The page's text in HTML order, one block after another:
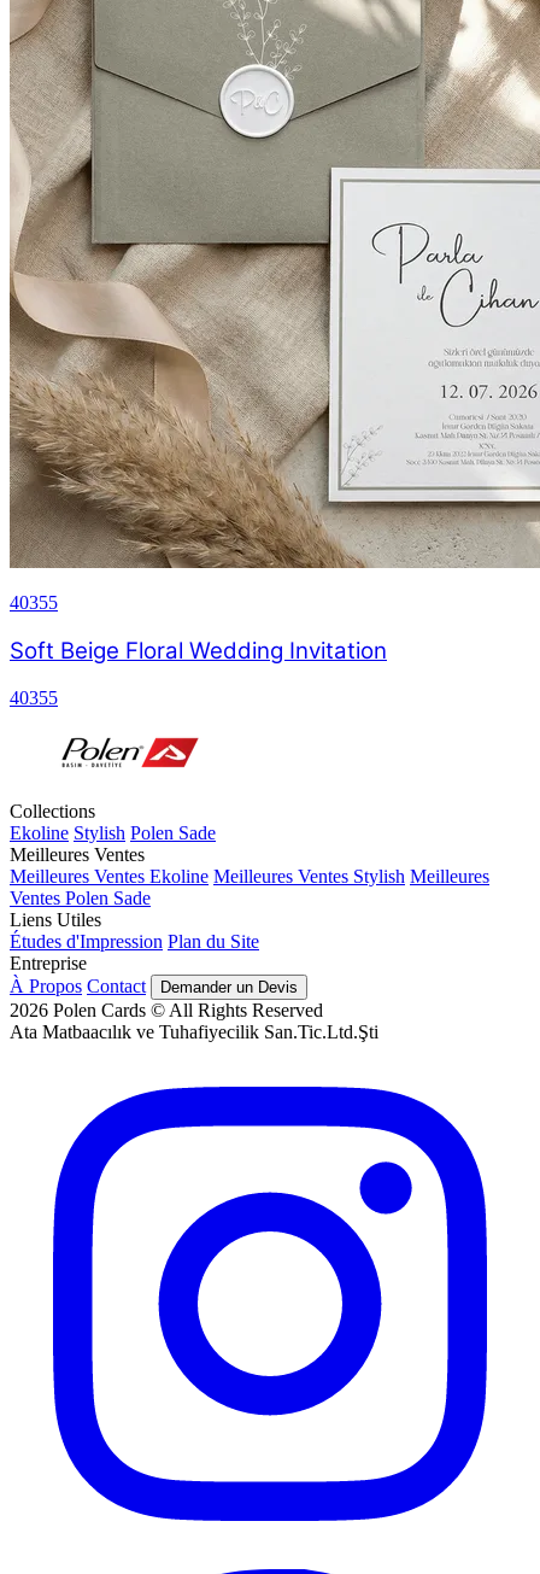
40355
Soft Beige Floral Wedding Invitation
40355
Collections
Ekoline Stylish Polen Sade
Meilleures Ventes
Meilleures Ventes Ekoline Meilleures Ventes Stylish Meilleures
Ventes Polen Sade
Liens Utiles
Études d'Impression Plan du Site
Entreprise
À Propos Contact Demander un Devis
2026 Polen Cards © All Rights Reserved
Ata Matbaacılık ve Tuhafiyecilik San.Tic.Ltd.Şti